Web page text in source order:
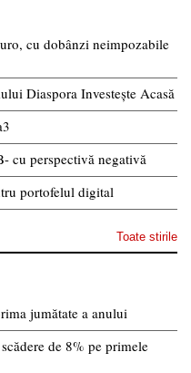
cu dobânzi neimpozabile
Diaspora Investește Acasă
cu perspectivă negativă
portofelul digital
Toate stirile
jumătate a anului
de 8% pe primele